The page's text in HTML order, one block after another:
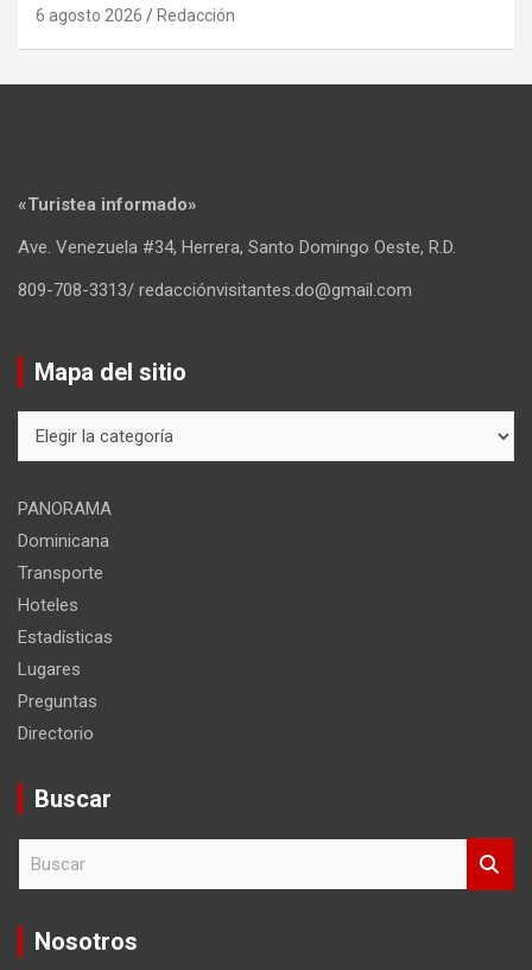
6 agosto 2026 Redacción
«Turistea informado»
Ave. Venezuela #34, Herrera, Santo Domingo Oeste, R.D.
809-708-3313/ redacciónvisitantes.do@gmail.com
Mapa del sitio
del
PANORAMA
Dominicana
Transporte
Hoteles
Estadísticas
Lugares
Preguntas
Directorio
Buscar
c
Nosotros